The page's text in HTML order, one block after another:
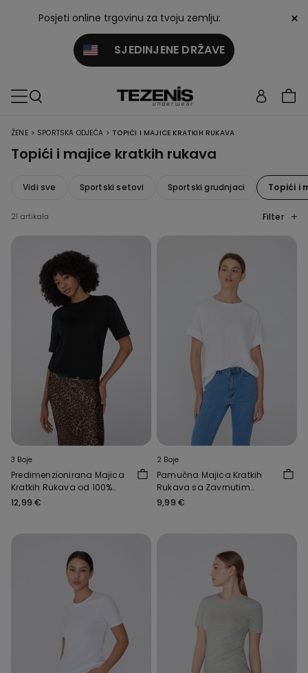
Posjeti online trgovinu za tvoju zemlju:
SJEDINJENE DRŽAVE
×
ŽENE > SPORTSKA ODJEĆA > TOPIĆI I MAJICE KRATKIH RUKAVA
Topići i majice kratkih rukava
Vidi sve Sportski setovi Sportski grudnjaci Topići i
21 artikala Filter
3 Boje
Predimenzionirana Majica
Kratkih Rukava od 100%
Pamuka Srednje Težine
12,99 €
2 Boje
Pamučna Majica Kratkih
Rukava sa Zavrnutim
Kimono Rukavima
9,99 €